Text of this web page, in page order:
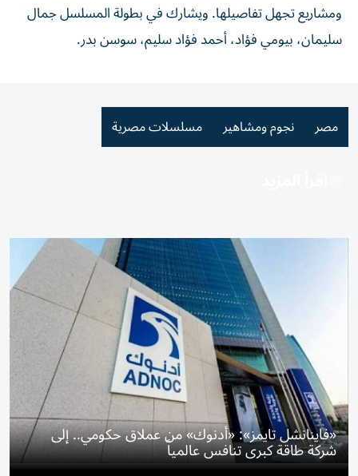
ومشاريع تجهل تفاصيلها. ويشارك في بطولة المسلسل جمال
سليمان، بيومي فؤاد، أحمد فؤاد سليم، سوسن بدر.
مصر نجوم ومشاهير مسلسلات مصرية
«فاينانشل تايمز»: «أدنوك» من عملاق حكومي.. إلى
شركة طاقة كبرى تنافس عالمياً